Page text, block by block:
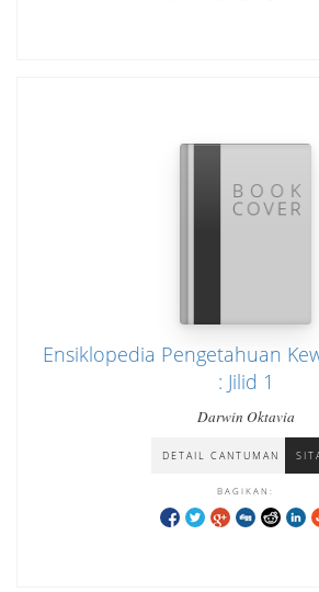
Ensiklopedia Pengetahuan
: Jilid 1
Darwin Oktavia
DETAIL CANTUMAN
BAGIKAN: